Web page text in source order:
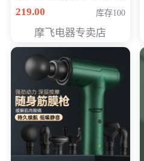
元
219.00 库存100
摩飞电器专卖店